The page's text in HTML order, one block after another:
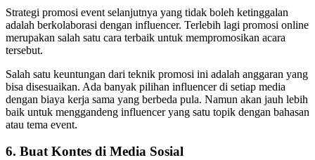
Strategi promosi event selanjutnya yang tidak boleh ketinggalan
adalah berkolaborasi dengan influencer. Terlebih lagi promosi online
merupakan salah satu cara terbaik untuk mempromosikan acara
tersebut.
Salah satu keuntungan dari teknik promosi ini adalah anggaran yang
bisa disesuaikan. Ada banyak pilihan influencer di setiap media
dengan biaya kerja sama yang berbeda pula. Namun akan jauh lebih
baik untuk menggandeng influencer yang satu topik dengan bahasan
atau tema event.
6. Buat Kontes di Media Sosial